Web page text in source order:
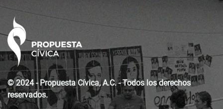
© 2024 - Propuesta Cívica, A.C. - Todos los derechos
reservados.